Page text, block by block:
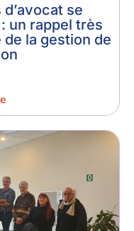
se
un rappel très
la gestion de